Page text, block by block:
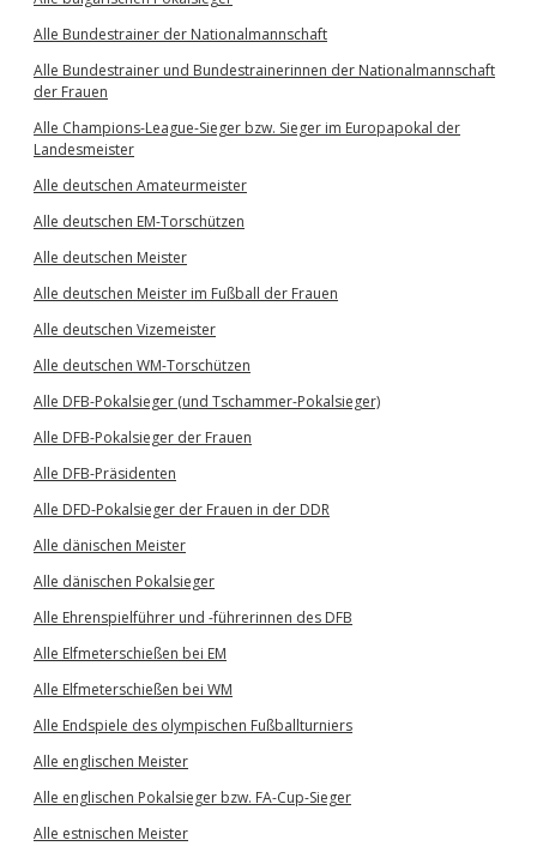
Alle Bundestrainer der Nationalmannschaft
Alle Bundestrainer und Bundestrainerinnen der Nationalmannschaft
der Frauen
Alle Champions-League-Sieger bzw. Sieger im Europapokal der
Landesmeister
Alle deutschen Amateurmeister
Alle deutschen EM-Torschützen
Alle deutschen Meister
Alle deutschen Meister im Fußball der Frauen
Alle deutschen Vizemeister
Alle deutschen WM-Torschützen
Alle DFB-Pokalsieger (und Tschammer-Pokalsieger)
Alle DFB-Pokalsieger der Frauen
Alle DFB-Präsidenten
Alle DFD-Pokalsieger der Frauen in der DDR
Alle dänischen Meister
Alle dänischen Pokalsieger
Alle Ehrenspielführer und -führerinnen des DFB
Alle Elfmeterschießen bei EM
Alle Elfmeterschießen bei WM
Alle Endspiele des olympischen Fußballturniers
Alle englischen Meister
Alle englischen Pokalsieger bzw. FA-Cup-Sieger
Alle estnischen Meister